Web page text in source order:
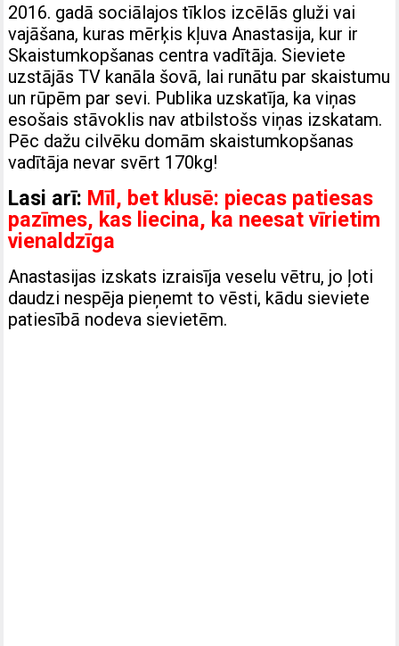
2016. gadā sociālajos tīklos izcēlās gluži vai
vajāšana, kuras mērķis kļuva Anastasija, kur ir
Skaistumkopšanas centra vadītāja. Sieviete
uzstājās TV kanāla šovā, lai runātu par skaistumu
un rūpēm par sevi. Publika uzskatīja, ka viņas
esošais stāvoklis nav atbilstošs viņas izskatam.
Pēc dažu cilvēku domām skaistumkopšanas
vadītāja nevar svērt 170kg!
Lasi arī: Mīl, bet klusē: piecas patiesas
pazīmes, kas liecina, ka neesat vīrietim
vienaldzīga
Anastasijas izskats izraisīja veselu vētru, jo ļoti
daudzi nespēja pieņemt to vēsti, kādu sieviete
patiesībā nodeva sievietēm.